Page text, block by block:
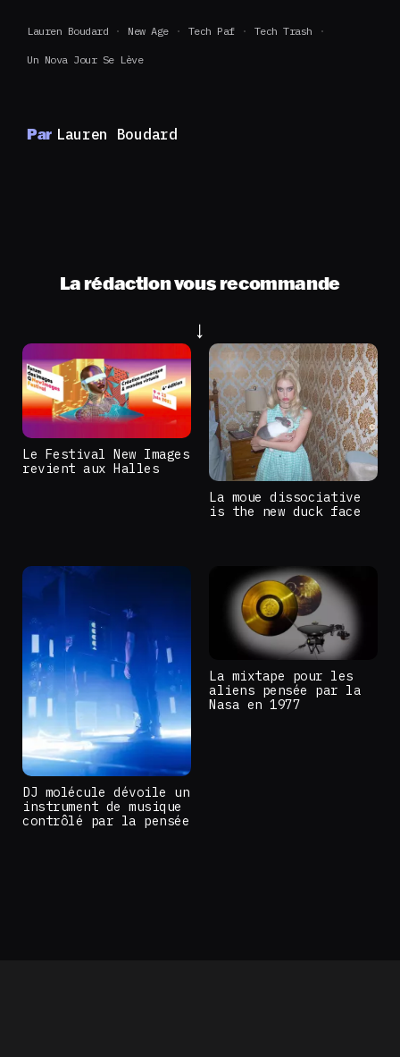
Lauren Boudard New Age Tech Paf Tech Trash
Un Nova Jour Se Lève
Par Lauren Boudard
La rédaction vous recommande
Le Festival New Images
revient aux Halles
La moue dissociative
is the new duck face
DJ molécule dévoile un
instrument de musique
contrôlé par la pensée
La mixtape pour les
aliens pensée par la
Nasa en 1977